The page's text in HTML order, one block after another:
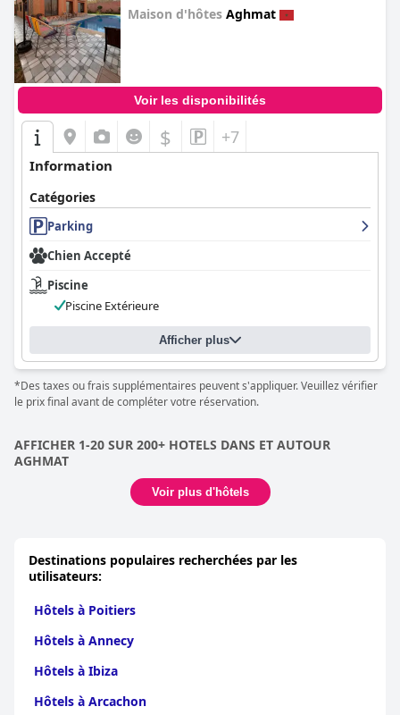
Maison d'hôtes Aghmat
Voir les disponibilités
$ +7
Information
Catégories
Parking
Chien Accepté
Piscine
Piscine Extérieure
Afficher plus
*Des taxes ou frais supplémentaires peuvent s'appliquer. Veuillez vérifier
le prix final avant de compléter votre réservation.
AFFICHER 1-20 SUR 200+ HOTELS DANS ET AUTOUR
AGHMAT
Voir plus d'hôtels
Destinations populaires recherchées par les
utilisateurs:
Hôtels à Poitiers
Hôtels à Annecy
Hôtels à Ibiza
Hôtels à Arcachon